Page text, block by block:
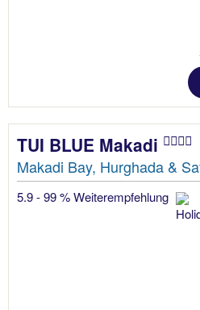
TUI BLUE Makadi
Makadi Bay, Hurghada &
5.9 - 99 % Weiterempfehlung